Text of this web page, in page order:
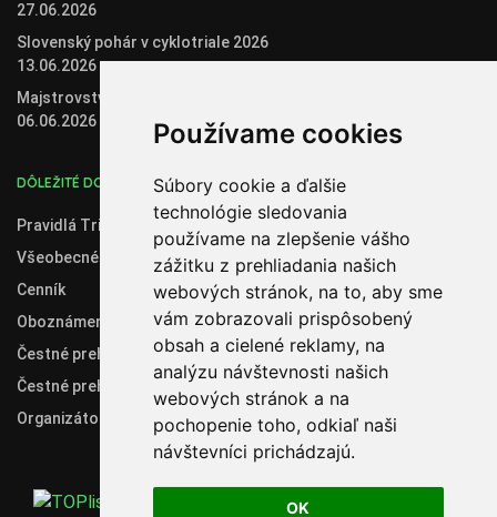
Používame cookies
Súbory cookie a ďalšie
technológie sledovania
používame na zlepšenie vášho
zážitku z prehliadania našich
webových stránok, na to, aby sme
vám zobrazovali prispôsobený
obsah a cielené reklamy, na
analýzu návštevnosti našich
webových stránok a na
pochopenie toho, odkiaľ naši
návštevníci prichádzajú.
OK
27.06.2026
Slovenský pohár v cyklotriale 2026
13.06.2026
Majstrovstvá Slovenska v biketriale
06.06.2026
DÔLEŽITÉ DOKUMENTY
Pravidlá Trial 2020
Všeobecné obchodné podmienky
Cenník
Oboznámenie so spracúvaním osobných údajov
Čestné prehlásenie administrátora klubového konta
Čestné prehlásenie organizátora súťaží
Organizátori